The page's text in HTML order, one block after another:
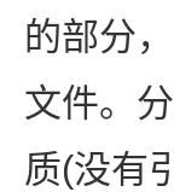
的部分
文件。
质(没有